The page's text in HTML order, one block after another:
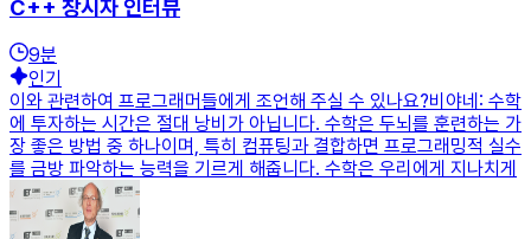
C++ 창시자 인터뷰
9분
인기
이와 관련하여 프로그래머들에게 조언해 주실 수 있나요?비야네: 수학
에 투자하는 시간은 절대 낭비가 아닙니다. 수학은 두뇌를 훈련하는 가
장 좋은 방법 중 하나이며, 특히 컴퓨팅과 결합하면 프로그래밍적 실수
를 금방 파악하는 능력을 기르게 해줍니다. 수학은 우리에게 지나치게